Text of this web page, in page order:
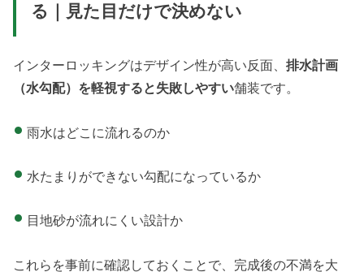
る｜見た目だけで決めない
インターロッキングはデザイン性が高い反面、排水計画
（水勾配）を軽視すると失敗しやすい舗装です。
雨水はどこに流れるのか
水たまりができない勾配になっているか
目地砂が流れにくい設計か
これらを事前に確認しておくことで、完成後の不満を大